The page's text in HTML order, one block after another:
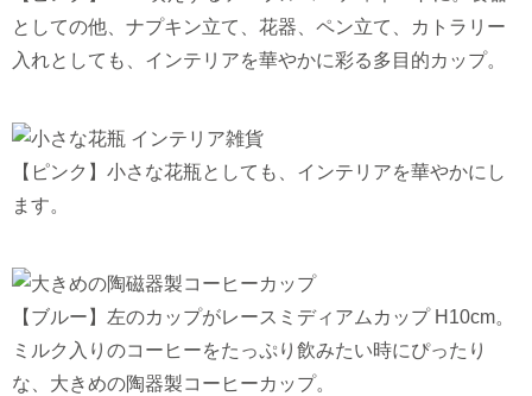
としての他、ナプキン立て、花器、ペン立て、カトラリー
入れとしても、インテリアを華やかに彩る多目的カップ。
【ピンク】小さな花瓶としても、インテリアを華やかにし
ます。
【ブルー】左のカップがレースミディアムカップ H10cm。
ミルク入りのコーヒーをたっぷり飲みたい時にぴったり
な、大きめの陶器製コーヒーカップ。